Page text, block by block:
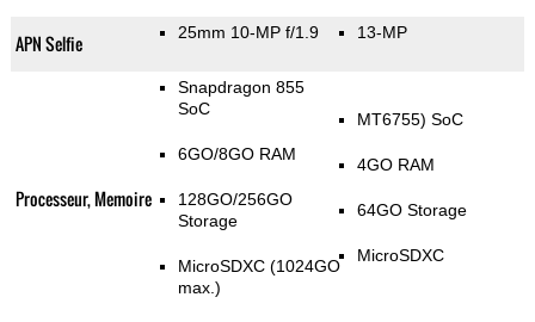
APN Selfie 25mm 10-MP f/1.9 13-MP
Processeur, Memoire
Snapdragon 855
SoC
6GO/8GO RAM
128GO/256GO
Storage
MicroSDXC (1024GO
max.)
MT6755) SoC
4GO RAM
64GO Storage
MicroSDXC